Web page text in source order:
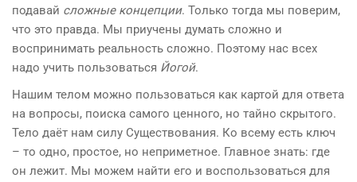
подавай сложные концепции. Только тогда мы поверим,
что это правда. Мы приучены думать сложно и
воспринимать реальность сложно. Поэтому нас всех
надо учить пользоваться Йогой.
Нашим телом можно пользоваться как картой для ответа
на вопросы, поиска самого ценного, но тайно скрытого.
Тело даёт нам силу Существования. Ко всему есть ключ
– то одно, простое, но неприметное. Главное знать: где
он лежит. Мы можем найти его и воспользоваться для